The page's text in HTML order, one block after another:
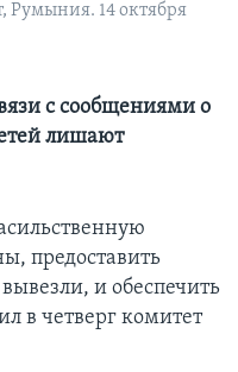
Румыния. 14 октября
с сообщениями о
лишают
предоставить
и обеспечить
в четверг комитет